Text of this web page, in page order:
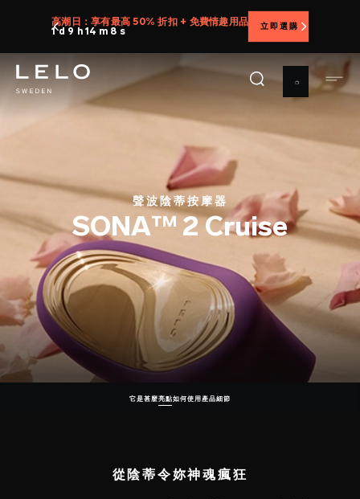
主
內
容
高潮日：享有最高 50% 折扣 + 免費情趣用品
1 d 9 h 14 m 6 s
立即選購
聲波陰蒂按摩器
SONA™ 2 Cruise
它是甚麼亮點如何使用產品細節
從陰蒂令妳神魂瘋狂